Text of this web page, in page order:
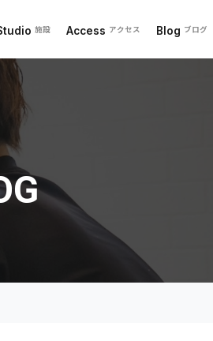
施設 Access アクセス Blog ブログ